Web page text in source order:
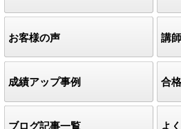
お客様の声 講
成績アップ事例 合
ブログ記事一覧 よ